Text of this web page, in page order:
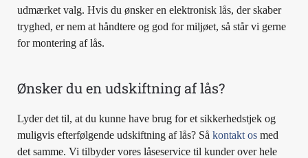
udmærket valg. Hvis du ønsker en elektronisk lås, der skaber
tryghed, er nem at håndtere og god for miljøet, så står vi gerne
for montering af lås.
Ønsker du en udskiftning af lås?
Lyder det til, at du kunne have brug for et sikkerhedstjek og
muligvis efterfølgende udskiftning af lås? Så kontakt os med
det samme. Vi tilbyder vores låseservice til kunder over hele